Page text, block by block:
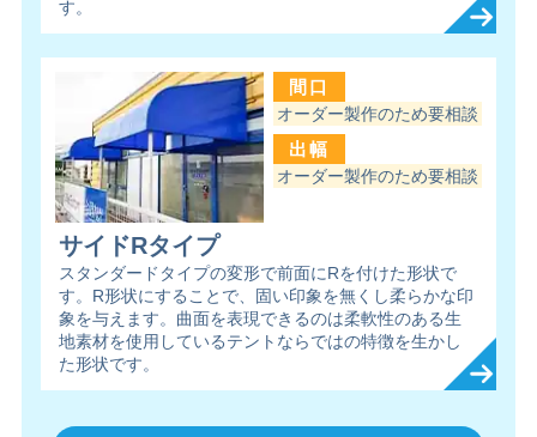
す。
間口
オーダー製作のため要相談
出幅
オーダー製作のため要相談
サイドRタイプ
スタンダードタイプの変形で前面にRを付けた形状で
す。R形状にすることで、固い印象を無くし柔らかな印
象を与えます。曲面を表現できるのは柔軟性のある生
地素材を使用しているテントならではの特徴を生かし
た形状です。